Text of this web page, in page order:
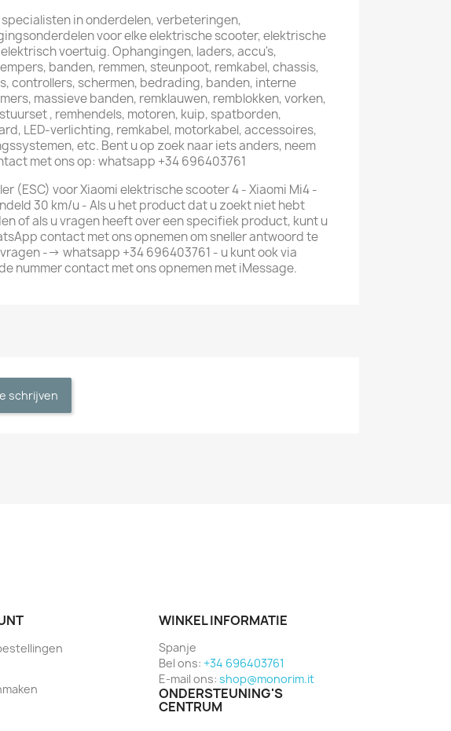
in onderdelen, verbeteringen,
voor elke elektrische scooter, elektrische
voertuig. Ophangingen, laders, accu's,
banden, remmen, steunpoot, remkabel, chassis,
controllers, schermen, bedrading, banden, interne
massieve banden, remklauwen, remblokken, vorken,
, remhendels, motoren, kuip, spatborden,
LED-verlichting, remkabel, motorkabel, accessoires,
etc. Bent u op zoek naar iets anders, neem
met ons op: whatsapp +34 696403761
(ESC) voor Xiaomi elektrische scooter 4 - Xiaomi Mi4 -
30 km/u - Als u het product dat u zoekt niet hebt
of als u vragen heeft over een specifiek product, kunt u
contact met ons opnemen om sneller antwoord te
--> whatsapp +34 696403761 - u kunt ook via
nummer contact met ons opnemen met iMessage.
schrijven
WINKEL INFORMATIE
Spanje
Bel ons: +34 696403761
E-mail ons: shop@monorim.it
ONDERSTEUNING'S
CENTRUM